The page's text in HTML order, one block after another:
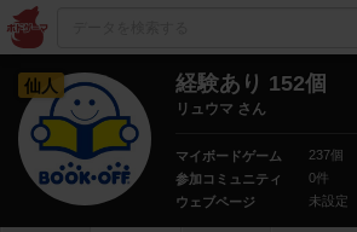
仙人 経験あり 152個
リュウマ さん
マイボードゲーム
237個
参加コミュニティ
0件
ウェブページ
未設定